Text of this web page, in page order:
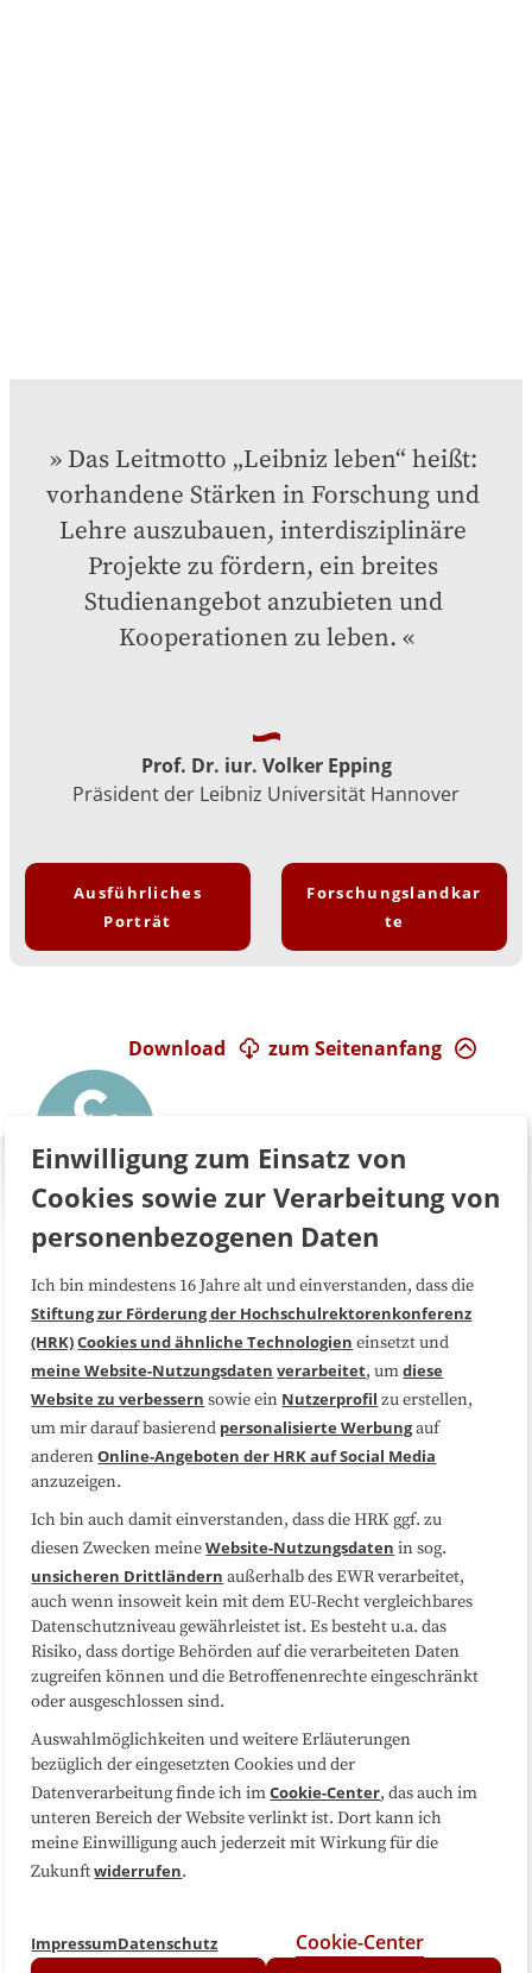
Das Leitmotto „Leibniz leben“ heißt:
vorhandene Stärken in Forschung und
Lehre auszubauen, interdisziplinäre
Projekte zu fördern, ein breites
Studienangebot anzubieten und
Kooperationen zu leben.
Prof. Dr. iur. Volker Epping
Präsident der Leibniz Universität Hannover
Ausführliches
Porträt
Forschungslandkar
te
zum Seitenanfang
Download
Über uns FAQ
Medienarbeit Kooperationen
Datenschutzerklärung Impressum
Sitemap
Folgen Sie uns
Einwilligung zum Einsatz von
Cookies sowie zur Verarbeitung von
personenbezogenen Daten
Ich bin mindestens 16 Jahre alt und einverstanden, dass die
Stiftung zur Förderung der Hochschulrektorenkonferenz
(HRK)Cookies und ähnliche Technologien einsetzt und
meine Website-Nutzungsdaten verarbeitet, umdiese
Website zu verbessern sowie ein Nutzerprofil zu erstellen,
um mir darauf basierend personalisierte Werbungauf
anderenOnline-Angeboten der HRK auf Social Media
anzuzeigen.
Ich bin auch damit einverstanden, dass die HRK ggf. zu
diesen Zwecken meineWebsite-Nutzungsdaten in sog.
unsicheren Drittländern außerhalb des EWR verarbeitet,
auch wenn insoweit kein mit dem EU-Recht vergleichbares
Datenschutzniveau gewährleistet ist. Es besteht u.a. das
Risiko, dass dortige Behörden auf die verarbeiteten Daten
zugreifen können und die Betroffenenrechte eingeschränkt
oder ausgeschlossen sind.
Auswahlmöglichkeiten und weitere Erläuterungen
bezüglich der eingesetzten Cookies und der
Datenverarbeitung finde ich imCookie-Center, das auch im
unteren Bereich der Website verlinkt ist. Dort kann ich
meine Einwilligung auch jederzeit mit Wirkung für die
Zukunftwiderrufen.
ImpressumDatenschutz Cookie-Center